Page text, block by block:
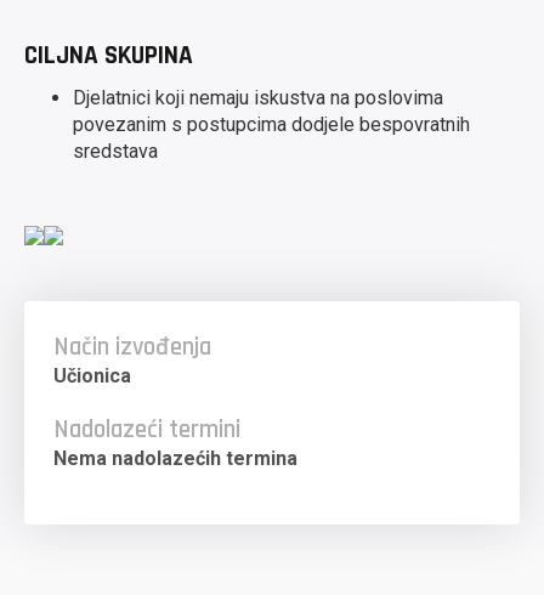
Način izvođenja
Učionica
Nadolazeći termini
Nema nadolazećih termina
CILJNA SKUPINA
Djelatnici koji nemaju iskustva na poslovima
povezanim s postupcima dodjele bespovratnih
sredstava